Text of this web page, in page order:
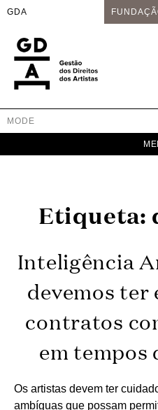
GDA
content
GDA
Juntos no mesmo palco
MODE
Etiqueta:
Inteligência
devemos ter
contratos
em tempos
Os artistas devem ter
ambíguas que possam